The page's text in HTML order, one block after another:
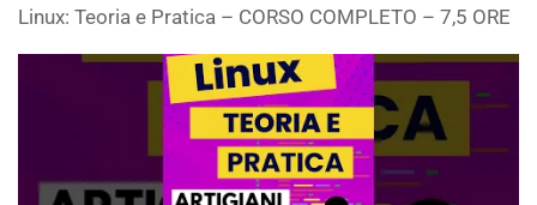
Linux: Teoria e Pratica – CORSO COMPLETO – 7,5 ORE